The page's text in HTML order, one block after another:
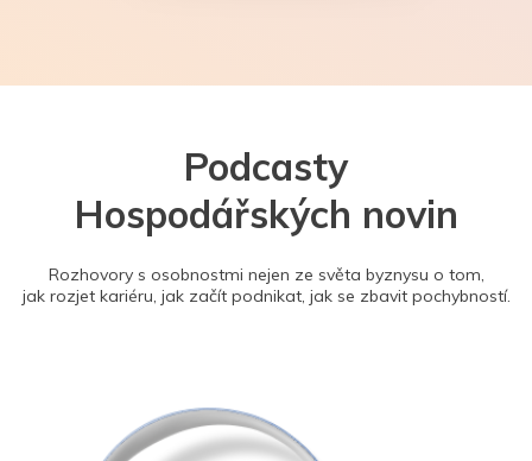
Podcasty
Hospodářských novin
Rozhovory s osobnostmi nejen ze světa byznysu o tom,
jak rozjet kariéru, jak začít podnikat, jak se zbavit pochybností.